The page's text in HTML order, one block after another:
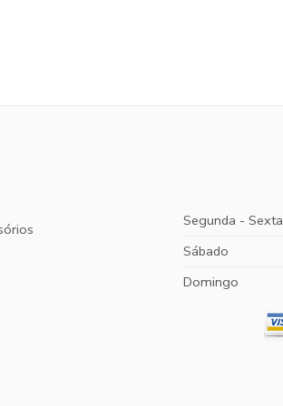
Segunda - Sexta
Sábado
Domingo